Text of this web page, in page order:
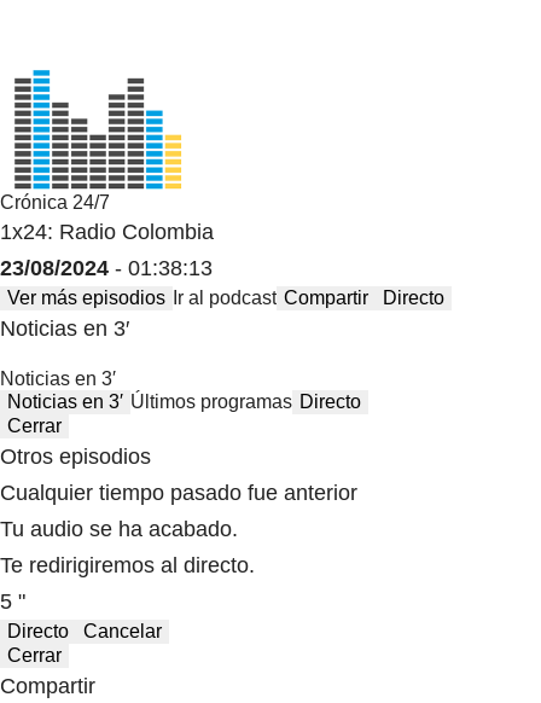
Crónica 24/7
1x24: Radio Colombia
23/08/2024 - 01:38:13
Ver más episodios Ir al podcast Compartir Directo
Noticias en 3′
Noticias en 3′
Noticias en 3′ Últimos programas Directo
Cerrar
Otros episodios
Cualquier tiempo pasado fue anterior
Tu audio se ha acabado.
Te redirigiremos al directo.
5 "
Directo
Cancelar
Cerrar
Compartir